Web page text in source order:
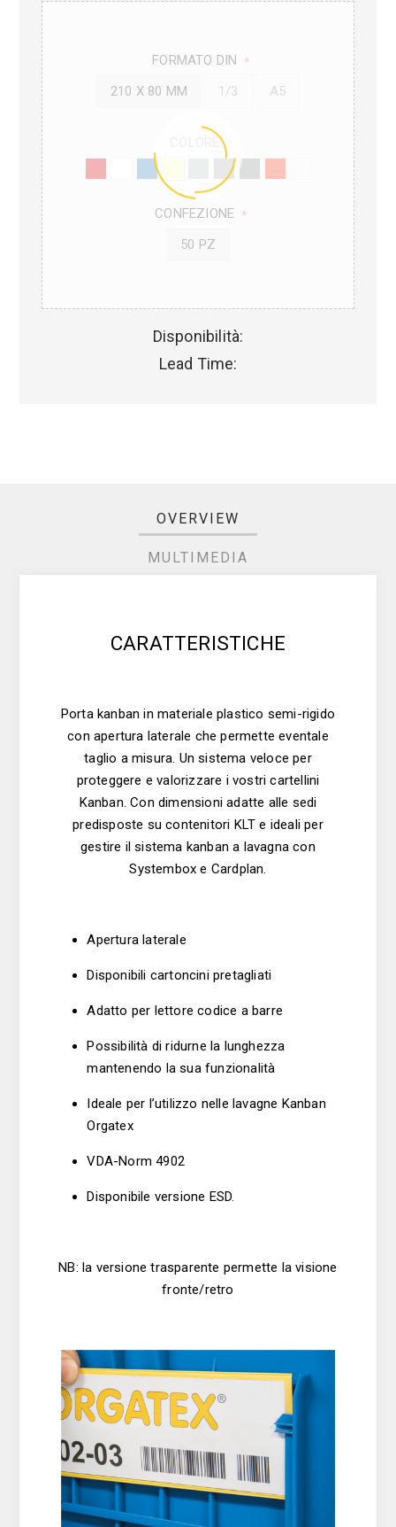
FORMATO DIN *
210 X 80 MM 1/3 A5
COLORE *
CONFEZIONE *
50 PZ
Disponibilità:
Lead Time:
OVERVIEW
MULTIMEDIA
CARATTERISTICHE
Porta kanban in materiale plastico semi-rigido
con apertura laterale che permette eventale
taglio a misura. Un sistema veloce per
proteggere e valorizzare i vostri cartellini
Kanban. Con dimensioni adatte alle sedi
predisposte su contenitori KLT e ideali per
gestire il sistema kanban a lavagna con
Systembox e Cardplan.
Apertura laterale
Disponibili cartoncini pretagliati
Adatto per lettore codice a barre
Possibilità di ridurne la lunghezza
mantenendo la sua funzionalità
Ideale per l’utilizzo nelle lavagne Kanban
Orgatex
VDA-Norm 4902
Disponibile versione ESD.
NB: la versione trasparente permette la visione
fronte/retro